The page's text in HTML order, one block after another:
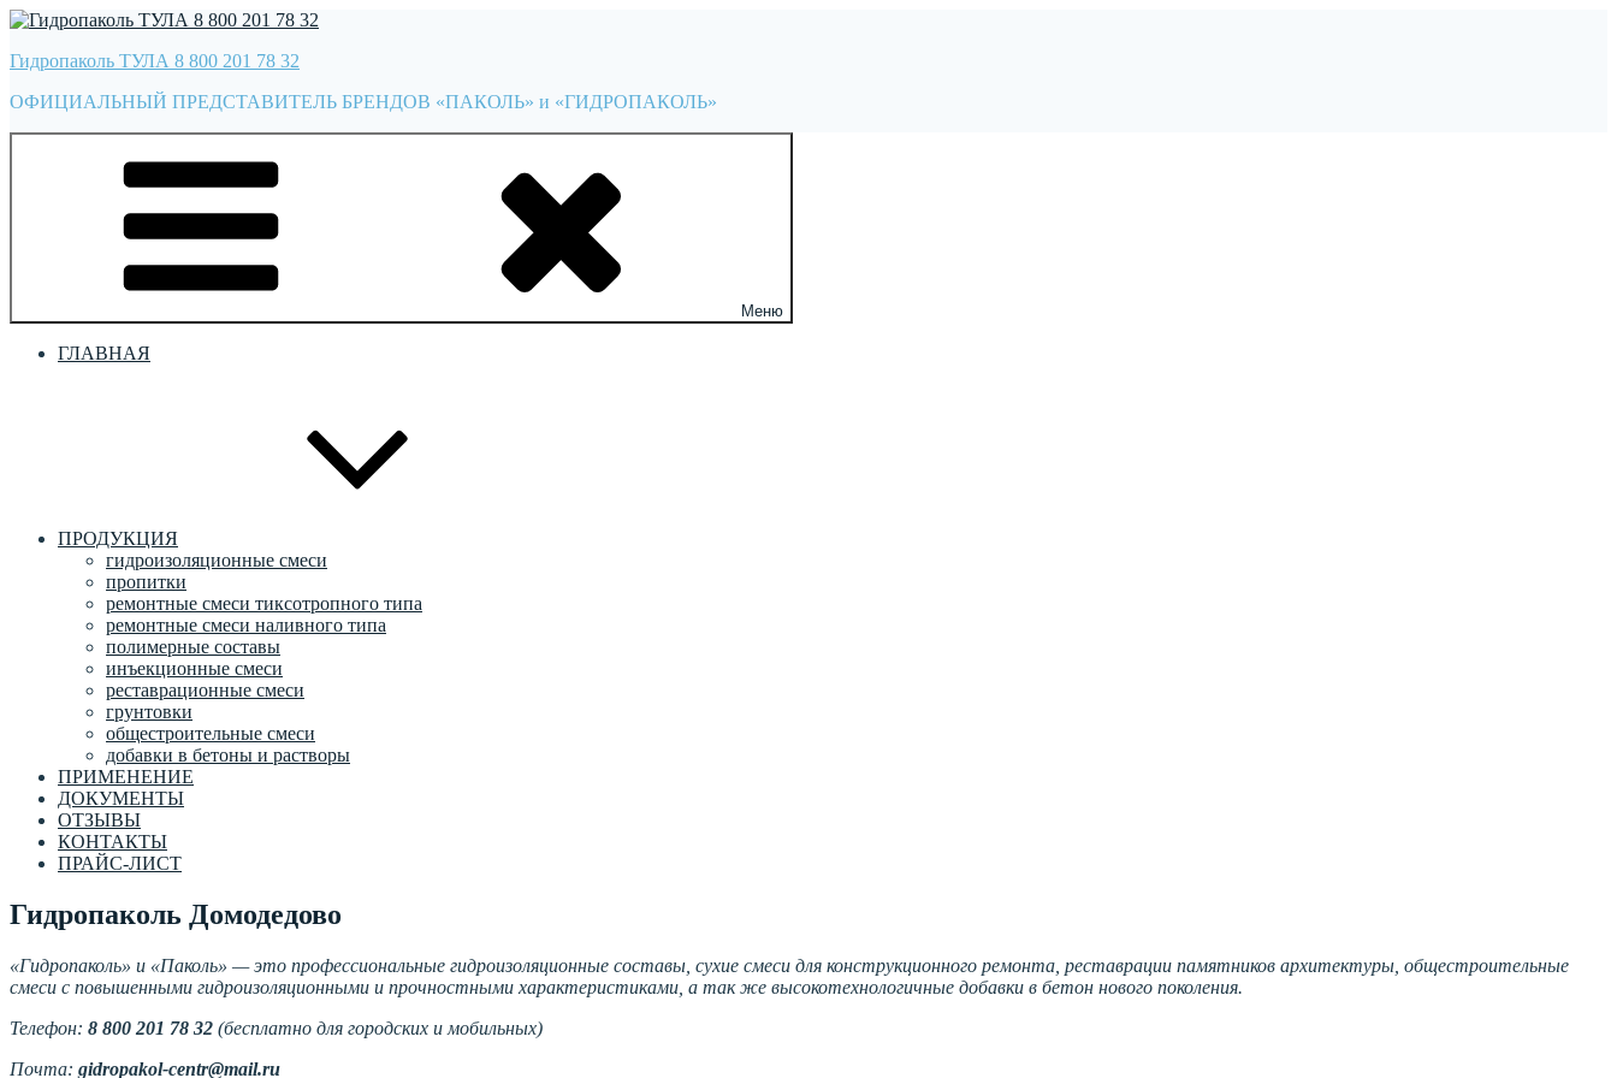
Перейти
содержимому
Гидропаколь ТУЛА 8 800 201 78 32
ОФИЦИАЛЬНЫЙ ПРЕДСТАВИТЕЛЬ БРЕНДОВ «ПАКОЛЬ» и «ГИДРОПАКОЛЬ»
Меню
ГЛАВНАЯ
ПРОДУКЦИЯ
гидроизоляционные смеси
пропитки
ремонтные смеси тиксотропного типа
ремонтные смеси наливного типа
полимерные составы
инъекционные смеси
реставрационные смеси
грунтовки
общестроительные смеси
добавки в бетоны и растворы
ПРИМЕНЕНИЕ
ДОКУМЕНТЫ
ОТЗЫВЫ
КОНТАКТЫ
ПРАЙС-ЛИСТ
Гидропаколь Домодедово
«Гидропаколь» и «Паколь» — это профессиональные гидроизоляционные составы, сухие смеси для конструкционного ремонта, реставрации памятников архитектуры, общестроительные
смеси с повышенными гидроизоляционными и прочностными характеристиками, а так же высокотехнологичные добавки в бетон нового поколения.
Телефон: 8 800 201 78 32 (бесплатно для городских и мобильных)
Почта: gidropakol-centr@mail.ru